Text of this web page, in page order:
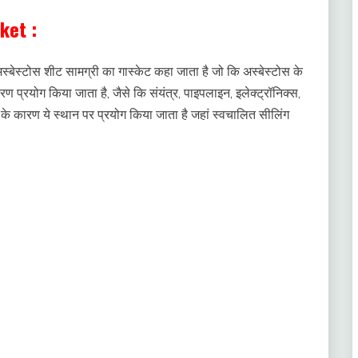
:
शीट सामग्री का गास्केट कहा जाता है जो कि अस्बेस्टोस के
प्रयोग किया जाता है, जैसे कि संयंत्र, पाइपलाइन, इलेक्ट्रॉनिक्स,
ये स्थान पर प्रयोग किया जाता है जहां स्वचालित सीलिंग